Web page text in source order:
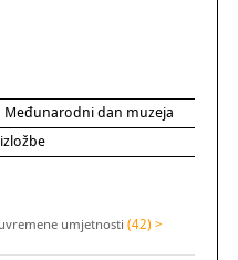
Međunarodni dan muzeja
umjetnosti (42) >